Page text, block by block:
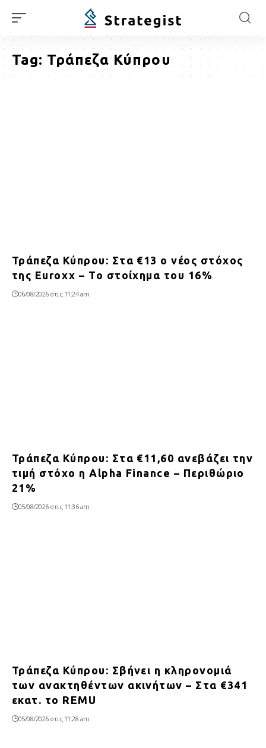
Tag: Τράπεζα Κύπρου
Τράπεζα Κύπρου: Στα €13 ο νέος στόχος
της Euroxx – Το στοίχημα του 16%
06/08/2026 στις 11:24 am
Τράπεζα Κύπρου: Στα €11,60 ανεβάζει την
τιμή στόχο η Alpha Finance – Περιθώριο
21%
05/08/2026 στις 11:36 am
Τράπεζα Κύπρου: Σβήνει η κληρονομιά
των ανακτηθέντων ακινήτων – Στα €341
εκατ. το REMU
05/08/2026 στις 11:28 am